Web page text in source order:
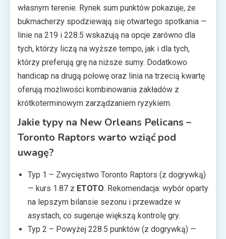
własnym terenie. Rynek sum punktów pokazuje, że
bukmacherzy spodziewają się otwartego spotkania —
linie na 219 i 228.5 wskazują na opcje zarówno dla
tych, którzy liczą na wyższe tempo, jak i dla tych,
którzy preferują grę na niższe sumy. Dodatkowo
handicap na drugą połowę oraz linia na trzecią kwartę
oferują możliwości kombinowania zakładów z
krótkoterminowym zarządzaniem ryzykiem.
Jakie typy na New Orleans Pelicans –
Toronto Raptors warto wziąć pod
uwagę?
Typ 1 – Zwycięstwo Toronto Raptors (z dogrywką)
— kurs 1.87 z ETOTO. Rekomendacja: wybór oparty
na lepszym bilansie sezonu i przewadze w
asystach, co sugeruje większą kontrolę gry.
Typ 2 – Powyżej 228.5 punktów (z dogrywką) —